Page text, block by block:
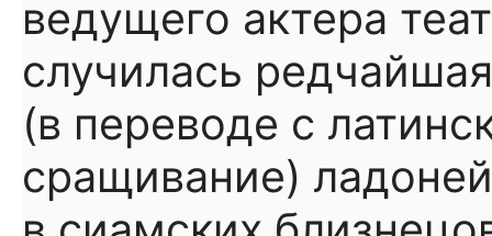
ведущего актера
случилась
(в переводе с
сращивание)